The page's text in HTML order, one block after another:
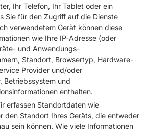
Ihr Telefon, Ihr Tablet oder ein
Sie für den Zugriff auf die Dienste
verwendetem Gerät können diese
wie Ihre IP-Adresse (oder
und Anwendungs-
Standort, Browsertyp, Hardware-
Provider und/oder
Betriebssystem und
enthalten.
erfassen Standortdaten wie
den Standort Ihres Geräts, die entweder
sein können. Wie viele Informationen